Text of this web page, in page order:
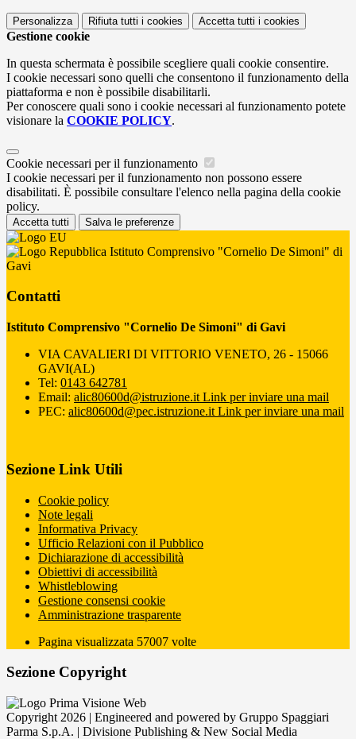
Personalizza Rifiuta tutti i cookies Accetta tutti i cookies
Gestione cookie
In questa schermata è possibile scegliere quali cookie consentire.
I cookie necessari sono quelli che consentono il funzionamento della
piattaforma e non è possibile disabilitarli.
Per conoscere quali sono i cookie necessari al funzionamento potete
visionare la COOKIE POLICY.
Cookie necessari per il funzionamento
I cookie necessari per il funzionamento non possono essere
disabilitati. È possibile consultare l'elenco nella pagina della cookie
policy.
Accetta tutti Salva le preferenze
Istituto Comprensivo "Cornelio De Simoni" di
Gavi
Contatti
Istituto Comprensivo "Cornelio De Simoni" di Gavi
VIA CAVALIERI DI VITTORIO VENETO, 26 - 15066
GAVI(AL)
Tel: 0143 642781
Email: alic80600d@istruzione.it Link per inviare una mail
PEC: alic80600d@pec.istruzione.it Link per inviare una mail
Sezione Link Utili
Cookie policy
Note legali
Informativa Privacy
Ufficio Relazioni con il Pubblico
Dichiarazione di accessibilità
Obiettivi di accessibilità
Whistleblowing
Gestione consensi cookie
Amministrazione trasparente
Pagina visualizzata 57007 volte
Sezione Copyright
Copyright 2026 | Engineered and powered by Gruppo Spaggiari
Parma S.p.A. | Divisione Publishing & New Social Media